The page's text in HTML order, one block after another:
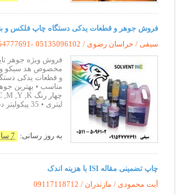
فروش جوهر و قطعات یدکی دستگاه چاپ فلکس و
سیفی / خراسان رضوی / 05135096102
فروش ویژه جوهر
مخصوص هد سیکو و
و قطعات یدکی
مناسب • بهترین
لیتری • 35 پیکولیتر دستگاه چاپ بنر و فلکس
به روز رسانی: 7 سال پیش
چاپ تضمینی مقاله ISI با هزینه اندک
آیت محمودی / مازندران / 09117118712